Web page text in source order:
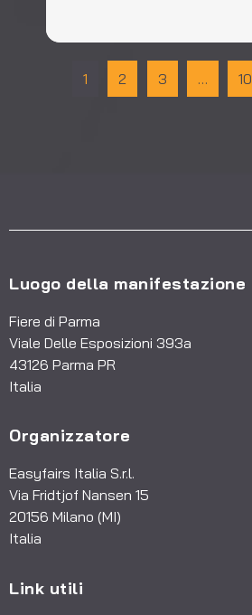
1 2 3 … 10
Luogo della manifestazione
Fiere di Parma
Viale Delle Esposizioni 393a
43126 Parma PR
Italia
Organizzatore
Easyfairs Italia S.r.l.
Via Fridtjof Nansen 15
20156 Milano (MI)
Italia
Link utili